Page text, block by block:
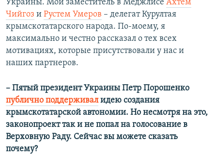
Украины. Мой заместитель в Меджлисе Ахтем
Чийгоз и Рустем Умеров – делегат Курултая
крымскотатарского народа. По-моему, я
максимально и честно рассказал о тех всех
мотивациях, которые присутствовали у нас и
наших партнеров.
–​ Пятый президент Украины Петр Порошенко
публично поддерживалидею создания
крымскотатарской автономии. Но несмотря на это,
законопроект так и не попал на голосование в
Верховную Раду. Сейчас вы можете сказать
почему?